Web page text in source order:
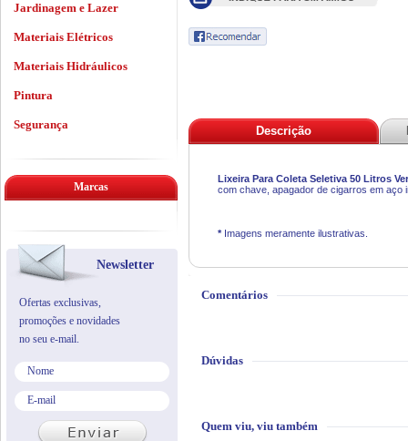
Descrição
Lixeira Para Coleta Seletiva 50 Litros
com chave, apagador de cigarros em aço
* Imagens meramente ilustrativas.
Comentários
Dúvidas
Quem viu, viu também
Jardinagem e Lazer
Materiais Elétricos
Materiais Hidráulicos
Pintura
Segurança
Marcas
Newsletter
Ofertas exclusivas,
promoções e novidades
no seu e-mail.